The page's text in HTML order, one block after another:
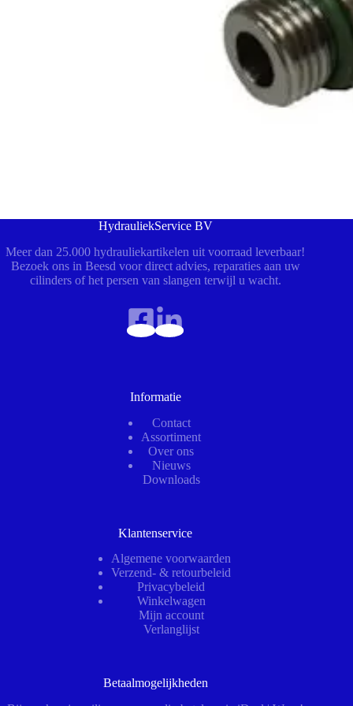
HydrauliekService BV
Meer dan 25.000 hydrauliekartikelen uit voorraad leverbaar!
Bezoek ons in Beesd voor direct advies, reparaties aan uw
cilinders of het persen van slangen terwijl u wacht.
Informatie
Contact
Assortiment
Over ons
Nieuws
Downloads
Klantenservice
Algemene voorwaarden
Verzend- & retourbeleid
Privacybeleid
Winkelwagen
Mijn account
Verlanglijst
Betaalmogelijkheden